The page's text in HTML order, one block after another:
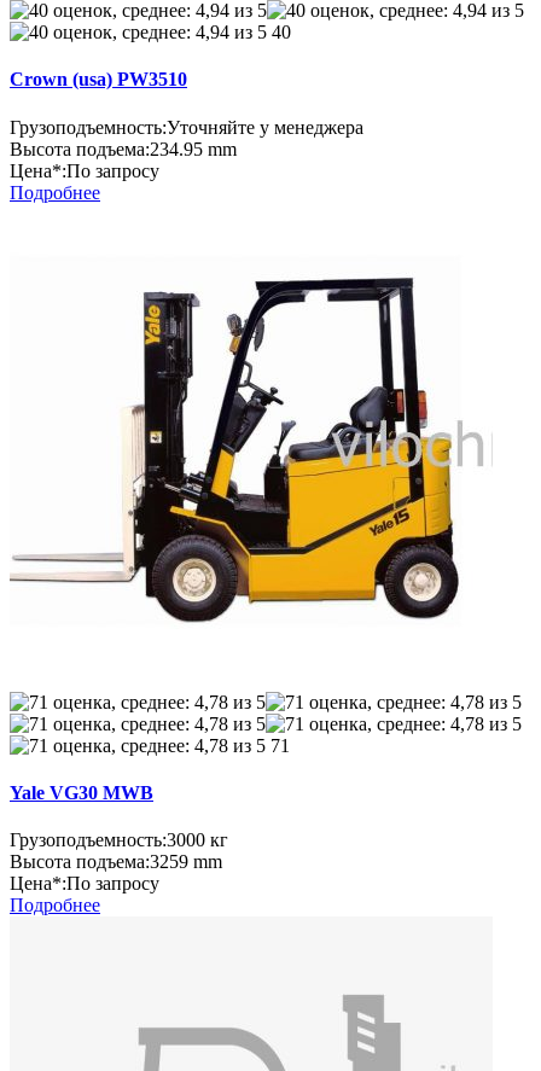
40
Crown (usa) PW3510
Грузоподъемность:Уточняйте у менеджера
Высота подъема:234.95 mm
Цена*:По запросу
Подробнее
71
Yale VG30 MWB
Грузоподъемность:3000 кг
Высота подъема:3259 mm
Цена*:По запросу
Подробнее